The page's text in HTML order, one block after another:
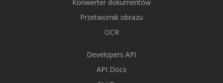
Konwerter dokumentów
Przetwornik obrazu
OCR
Developers API
API Docs